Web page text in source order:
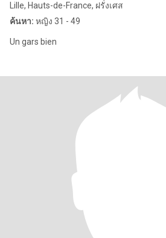
Lille, Hauts-de-France, ฝรั่งเศส
ค้นหา: หญิง 31 - 49
Un gars bien